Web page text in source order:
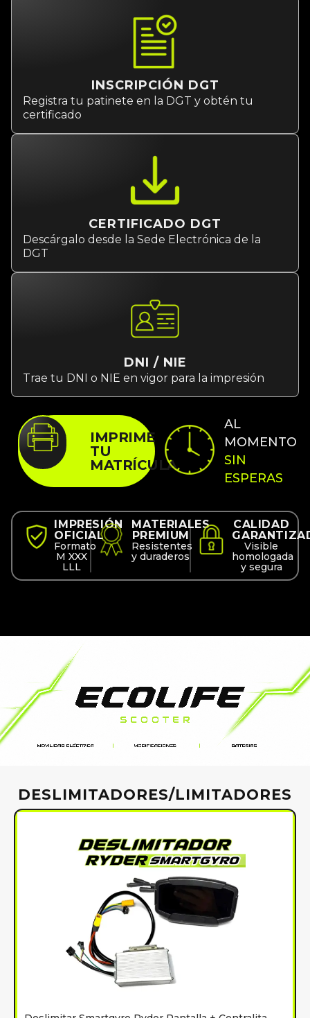
INSCRIPCIÓN DGT
Registra tu patinete en la DGT y obtén tu
certificado
CERTIFICADO DGT
Descárgalo desde la Sede Electrónica de la
DGT
DNI / NIE
Trae tu DNI o NIE en vigor para la impresión
IMPRIME
TU
MATRÍCULA
AL
MOMENTO
SIN
ESPERAS
IMPRESIÓN
OFICIAL
Formato
M XXX
LLL
MATERIALES
PREMIUM
Resistentes
y duraderos
CALIDAD
Visible
homologada
y segura
DESLIMITADORES/LIMITADORES